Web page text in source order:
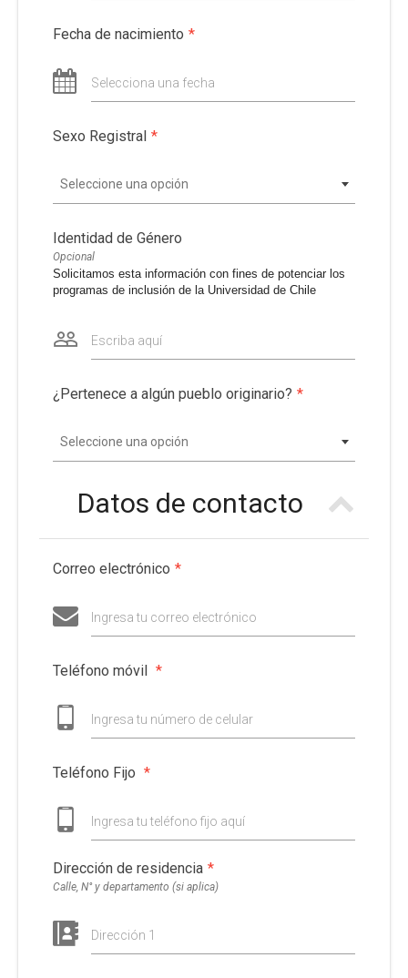
Fecha de nacimiento *
Selecciona una fecha
Sexo Registral *
Seleccione una opción
Identidad de Género
Opcional
Solicitamos esta información con fines de potenciar los
programas de inclusión de la Universidad de Chile
Escriba aquí
¿Pertenece a algún pueblo originario? *
Seleccione una opción
Datos de contacto
Correo electrónico *
Ingresa tu correo electrónico
Teléfono móvil *
Ingresa tu número de celular
Teléfono Fijo *
Ingresa tu teléfono fijo aquí
Dirección de residencia *
Calle, N° y departamento (si aplica)
Dirección 1